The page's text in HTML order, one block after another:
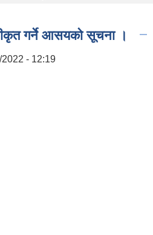
गर्ने आसयको सूचना ।
2022 - 12:19